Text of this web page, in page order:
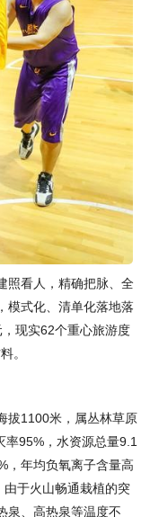
照看人，精确把脉、全
模式化、清单化落地落
现实62个重心旅游度
。
拔1100米，属丛林草原
95%，水资源总量9.1
，年均负氧离子含量高
于火山畅通栽植的突
泉、高热泉等温度不